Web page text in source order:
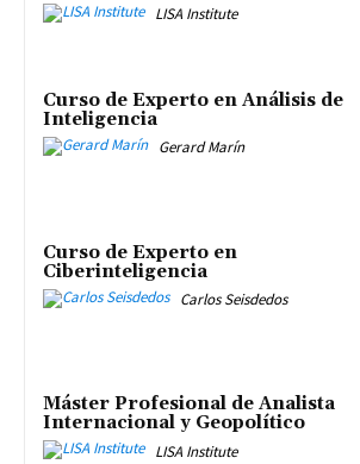
LISA Institute
Curso de Experto en Análisis de
Inteligencia
Gerard Marín
Curso de Experto en
Ciberinteligencia
Carlos Seisdedos
Máster Profesional de Analista
Internacional y Geopolítico
LISA Institute